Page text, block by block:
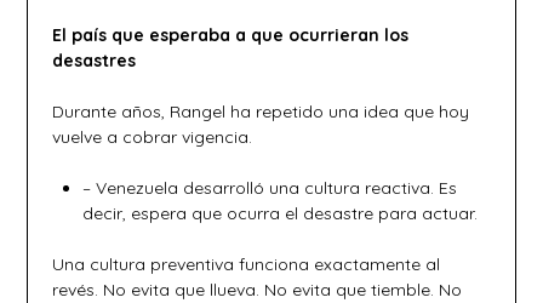
El país que esperaba a que ocurrieran los
desastres
Durante años, Rangel ha repetido una idea que hoy
vuelve a cobrar vigencia.
– Venezuela desarrolló una cultura reactiva. Es
decir, espera que ocurra el desastre para actuar.
Una cultura preventiva funciona exactamente al
revés. No evita que llueva. No evita que tiemble. No